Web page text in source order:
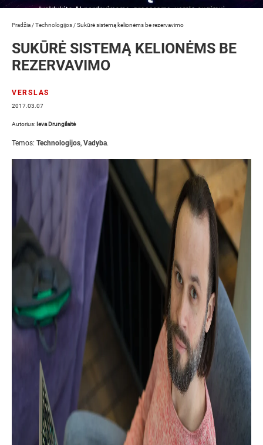
Pradžia /Technologijos /Sukūrė sistemą kelionėms be rezervavimo
SUKŪRĖ SISTEMĄ KELIONĖMS BE
REZERVAVIMO
VERSLAS
2017.03.07
Autorius: Ieva Drungilaitė
Temos: Technologijos, Vadyba.